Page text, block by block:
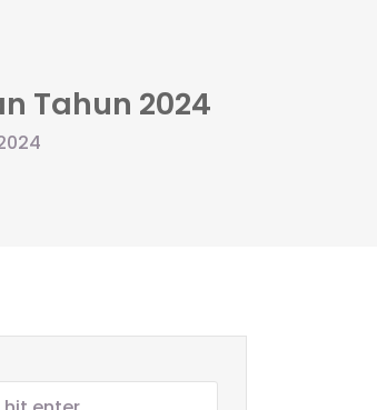
Tahun 2024